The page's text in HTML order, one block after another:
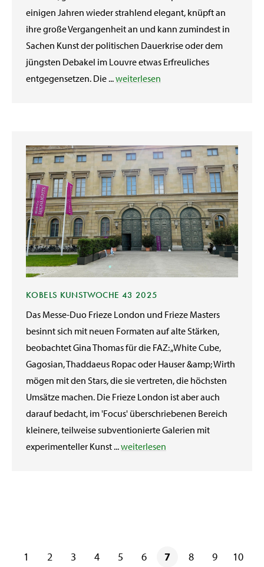
einigen Jahren wieder strahlend elegant, knüpft an
ihre große Vergangenheit an und kann zumindest in
Sachen Kunst der politischen Dauerkrise oder dem
jüngsten Debakel im Louvre etwas Erfreuliches
entgegensetzen. Die ...weiterlesen
KOBELS KUNSTWOCHE 43 2025
Das Messe-Duo Frieze London und Frieze Masters
besinnt sich mit neuen Formaten auf alte Stärken,
beobachtet Gina Thomas für die FAZ: „White Cube,
Gagosian, Thaddaeus Ropac oder Hauser &amp; Wirth
mögen mit den Stars, die sie vertreten, die höchsten
Umsätze machen. Die Frieze London ist aber auch
darauf bedacht, im 'Focus' überschriebenen Bereich
kleinere, teilweise subventionierte Galerien mit
experimenteller Kunst ...weiterlesen
1 2 3 4 5 6 7 8 9 10